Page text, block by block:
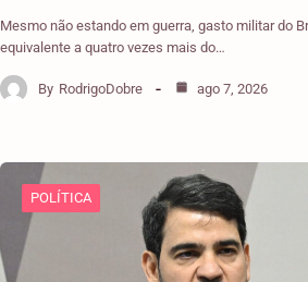
Mesmo não estando em guerra, gasto militar do
equivalente a quatro vezes mais do…
By RodrigoDobre ago 7, 2026
POLÍTICA